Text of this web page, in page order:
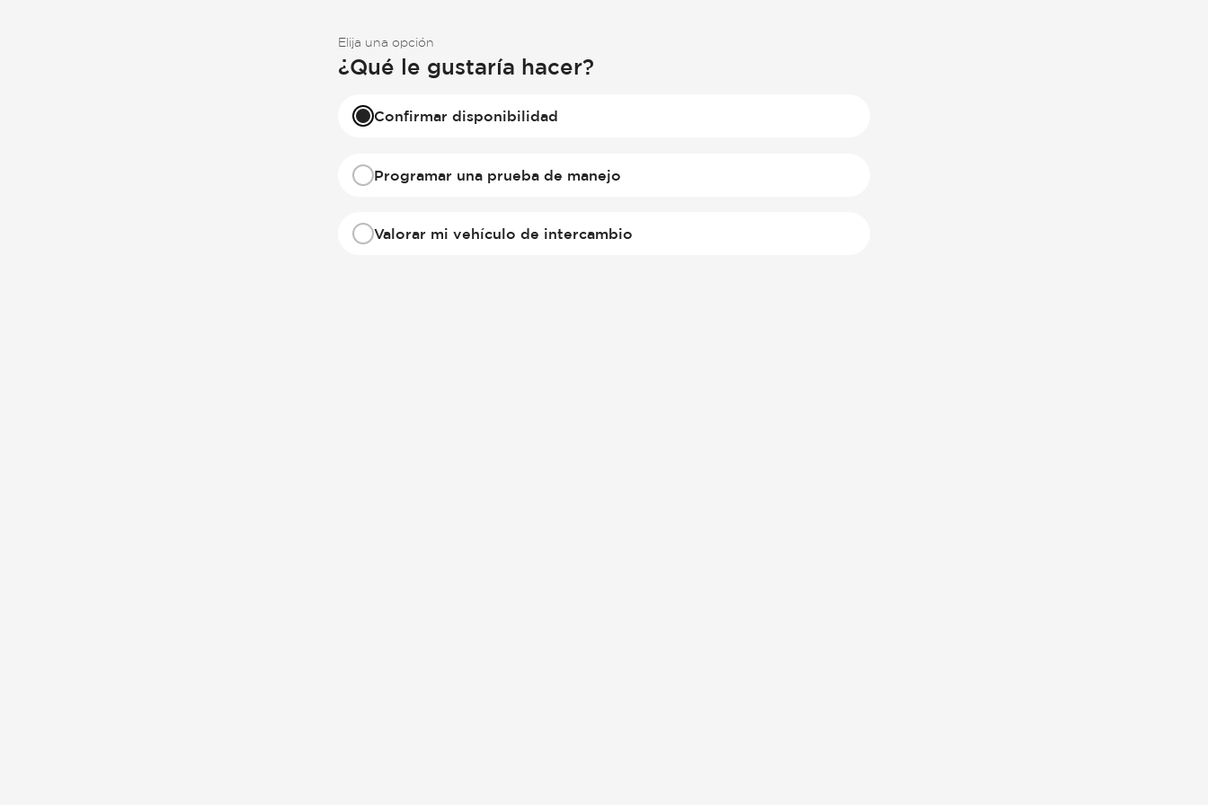
Elija una opción
¿Qué le gustaría hacer?
Confirmar disponibilidad
Programar una prueba de manejo
Valorar mi vehículo de intercambio